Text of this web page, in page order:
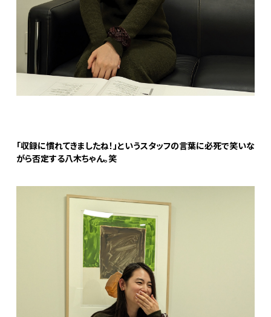
「収録に慣れてきましたね！」というスタッフの言葉に必死で笑いな
がら否定する八木ちゃん。笑